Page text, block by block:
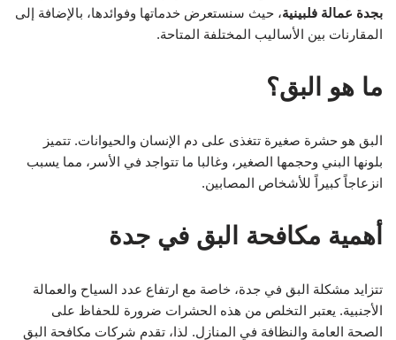
بجدة عمالة فلبينية، حيث سنستعرض خدماتها وفوائدها، بالإضافة إلى
المقارنات بين الأساليب المختلفة المتاحة.
ما هو البق؟
البق هو حشرة صغيرة تتغذى على دم الإنسان والحيوانات. تتميز
بلونها البني وحجمها الصغير، وغالبا ما تتواجد في الأسر، مما يسبب
انزعاجاً كبيراً للأشخاص المصابين.
أهمية مكافحة البق في جدة
تتزايد مشكلة البق في جدة، خاصة مع ارتفاع عدد السياح والعمالة
الأجنبية. يعتبر التخلص من هذه الحشرات ضرورة للحفاظ على
الصحة العامة والنظافة في المنازل. لذا، تقدم شركات مكافحة البق